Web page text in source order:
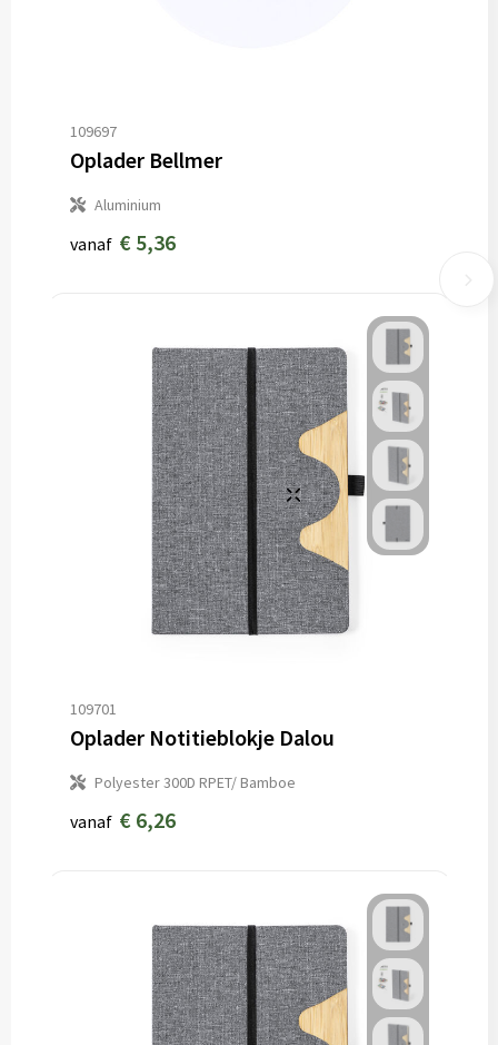
109697
Oplader Bellmer
Aluminium
vanaf € 5,36
109701
Oplader Notitieblokje Dalou
Polyester 300D RPET/ Bamboe
vanaf € 6,26